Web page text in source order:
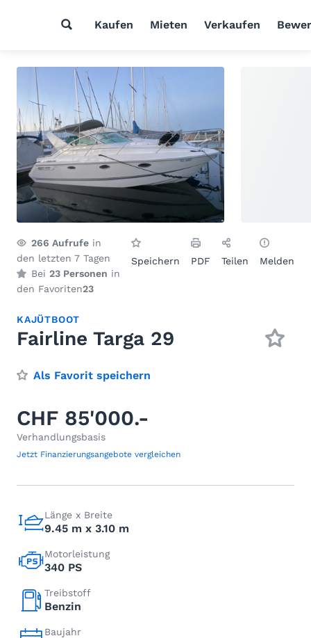
Kaufen Mieten Verkaufen
266 Aufrufe in
den letzten 7 Tagen
Bei 23 Personen in
den Favoriten23
Speichern PDF Teilen Melden
KAJÜTBOOT
Fairline Targa 29
Als Favorit speichern
CHF 85'000.-
Verhandlungsbasis
Jetzt Finanzierungsangebote vergleichen
Länge x Breite
9.45 m x 3.10 m
Motorleistung
340 PS
Treibstoff
Benzin
Baujahr